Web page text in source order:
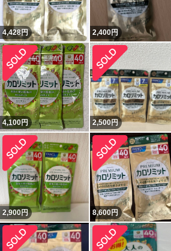
4,428円 2,400円
4,100円 2,500円
2,900円 8,600円